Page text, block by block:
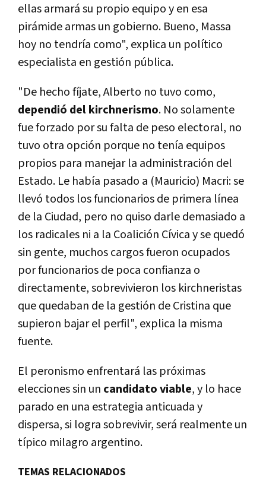
ellas armará su propio equipo y en esa
pirámide armas un gobierno. Bueno, Massa
hoy no tendría como", explica un político
especialista en gestión pública.
"De hecho fíjate, Alberto no tuvo como,
dependió del kirchnerismo. No solamente
fue forzado por su falta de peso electoral, no
tuvo otra opción porque no tenía equipos
propios para manejar la administración del
Estado. Le había pasado a (Mauricio) Macri: se
llevó todos los funcionarios de primera línea
de la Ciudad, pero no quiso darle demasiado a
los radicales ni a la Coalición Cívica y se quedó
sin gente, muchos cargos fueron ocupados
por funcionarios de poca confianza o
directamente, sobrevivieron los kirchneristas
que quedaban de la gestión de Cristina que
supieron bajar el perfil", explica la misma
fuente.
El peronismo enfrentará las próximas
elecciones sin un candidato viable, y lo hace
parado en una estrategia anticuada y
dispersa, si logra sobrevivir, será realmente un
típico milagro argentino.
TEMAS RELACIONADOS